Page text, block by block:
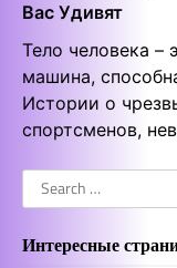
Вас Удивят
Тело человека –
машина,
Истории о
спортсменов,
Search
for:
Интересные